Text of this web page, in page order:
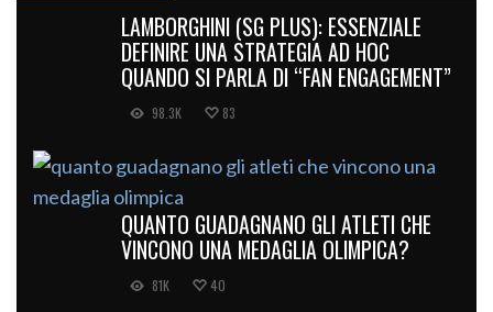
LAMBORGHINI (SG PLUS): ESSENZIALE
DEFINIRE UNA STRATEGIA AD HOC
QUANDO SI PARLA DI “FAN ENGAGEMENT”
98.3K 83
QUANTO GUADAGNANO GLI ATLETI CHE
VINCONO UNA MEDAGLIA OLIMPICA?
81K 40